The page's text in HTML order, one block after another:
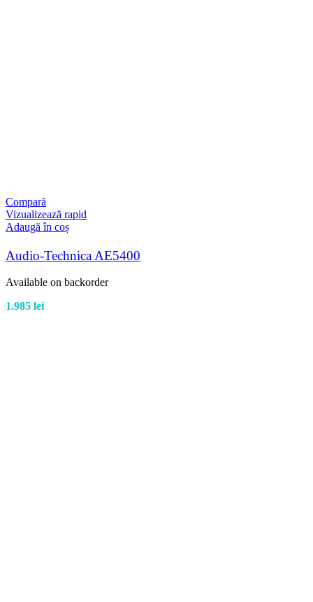
Compară
Vizualizează rapid
Adaugă în coș
Audio-Technica AE5400
Available on backorder
1.985 lei